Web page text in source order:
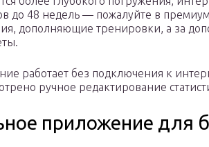
до 48 недель — пожалуйте в
дополняющие тренировки, а за
работает без подключения к
ручное редактирование
приложение для